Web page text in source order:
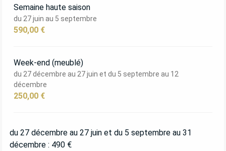
Semaine haute saison
du 27 juin au 5 septembre
590,00 €
Week-end (meublé)
du 27 décembre au 27 juin et du 5 septembre au 12
décembre
250,00 €
du 27 décembre au 27 juin et du 5 septembre au 31
décembre : 490 €